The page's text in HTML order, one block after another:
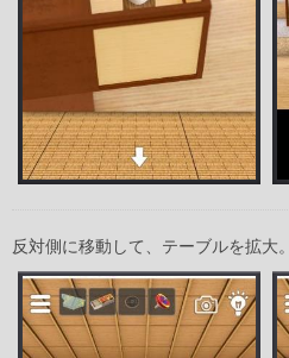
反対側に移動して、テーブルを拡大。